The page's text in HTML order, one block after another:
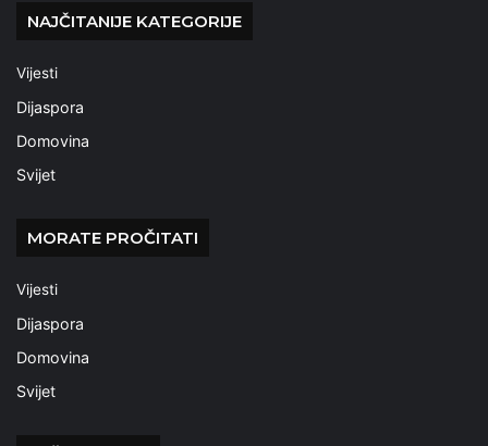
NAJČITANIJE KATEGORIJE
Vijesti
Dijaspora
Domovina
Svijet
MORATE PROČITATI
Vijesti
Dijaspora
Domovina
Svijet